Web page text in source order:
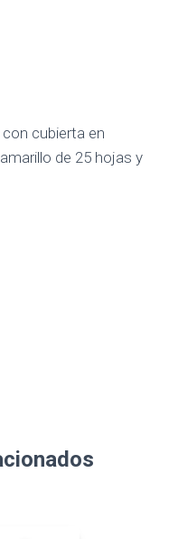
cubierta en
de 25 hojas y